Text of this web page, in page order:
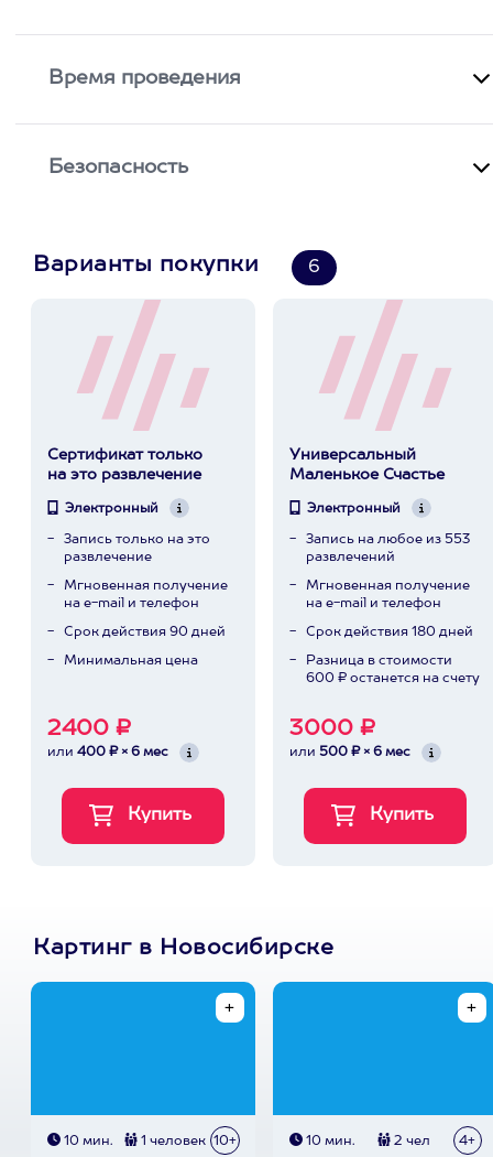
Время проведения
Безопасность
Варианты покупки 6
Сертификат только
на это развлечение
Электронный
Запись только на это
развлечение
Мгновенная получение
на e-mail и телефон
Срок действия 90 дней
Минимальная цена
2400 ₽
или 400 ₽ × 6 мес
Универсальный
Маленькое Счастье
Электронный
Запись на любое из 553
развлечений
Мгновенная получение
на e-mail и телефон
Срок действия 180 дней
Разница в стоимости
600 ₽ останется на счету
3000 ₽
или 500 ₽ × 6 мес
Картинг в Новосибирске
10 мин. 1 человек 10+ 10 мин. 2 чел 4+